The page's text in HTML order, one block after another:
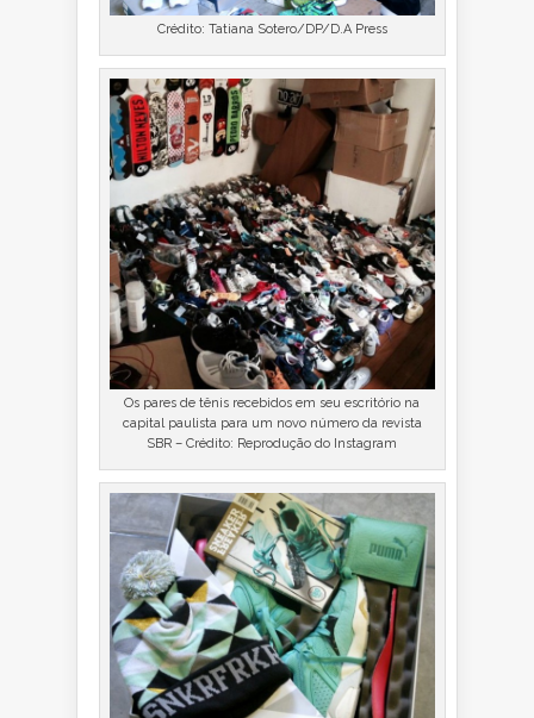
Crédito: Tatiana Sotero/DP/D.A Press
Os pares de tênis recebidos em seu escritório na
capital paulista para um novo número da revista
SBR – Crédito: Reprodução do Instagram